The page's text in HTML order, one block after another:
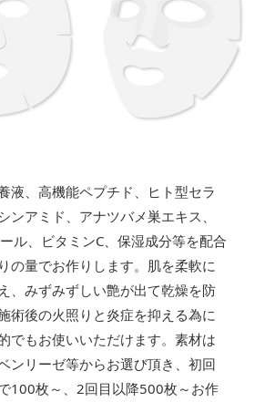
液、高機能ペプチド、ヒト型セラ
ンアミド、アナツバメ巣エキス、
ル、ビタミンC、保湿成分等を配合
の量でお作りします。肌を柔軟に
、みずみずしい艶が出て乾燥を防
術後の火照りと炎症を抑える為に
でもお使いいただけます。素材は
ンリーゼ等からお選び頂き、初回
100枚～、2回目以降500枚～お作